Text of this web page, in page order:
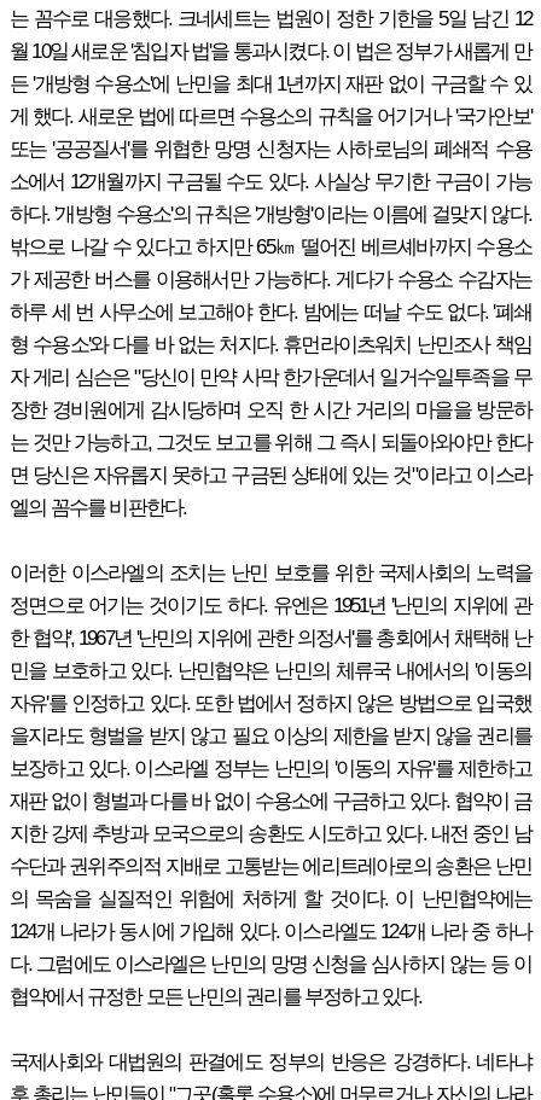
는 꼼수로 대응했다. 크네세트는 법원이 정한 기한을 5일 남긴 12
월 10일 새로운 '침입자 법'을 통과시켰다. 이 법은 정부가 새롭게 만
든 '개방형 수용소'에 난민을 최대 1년까지 재판 없이 구금할 수 있
게 했다. 새로운 법에 따르면 수용소의 규칙을 어기거나 '국가안보'
또는 '공공질서'를 위협한 망명 신청자는 사하로님의 폐쇄적 수용
소에서 12개월까지 구금될 수도 있다. 사실상 무기한 구금이 가능
하다. '개방형 수용소'의 규칙은 '개방형'이라는 이름에 걸맞지 않다.
밖으로 나갈 수 있다고 하지만 65㎞ 떨어진 베르셰바까지 수용소
가 제공한 버스를 이용해서만 가능하다. 게다가 수용소 수감자는
하루 세 번 사무소에 보고해야 한다. 밤에는 떠날 수도 없다. '폐쇄
형 수용소'와 다를 바 없는 처지다. 휴먼라이츠워치 난민조사 책임
자 게리 심슨은 "당신이 만약 사막 한가운데서 일거수일투족을 무
장한 경비원에게 감시당하며 오직 한 시간 거리의 마을을 방문하
는 것만 가능하고, 그것도 보고를 위해 그 즉시 되돌아와야만 한다
면 당신은 자유롭지 못하고 구금된 상태에 있는 것"이라고 이스라
엘의 꼼수를 비판한다.
이러한 이스라엘의 조치는 난민 보호를 위한 국제사회의 노력을
정면으로 어기는 것이기도 하다. 유엔은 1951년 '난민의 지위에 관
한 협약', 1967년 '난민의 지위에 관한 의정서'를 총회에서 채택해 난
민을 보호하고 있다. 난민협약은 난민의 체류국 내에서의 '이동의
자유'를 인정하고 있다. 또한 법에서 정하지 않은 방법으로 입국했
을지라도 형벌을 받지 않고 필요 이상의 제한을 받지 않을 권리를
보장하고 있다. 이스라엘 정부는 난민의 '이동의 자유'를 제한하고
재판 없이 형벌과 다를 바 없이 수용소에 구금하고 있다. 협약이 금
지한 강제 추방과 모국으로의 송환도 시도하고 있다. 내전 중인 남
수단과 권위주의적 지배로 고통받는 에리트레아로의 송환은 난민
의 목숨을 실질적인 위험에 처하게 할 것이다. 이 난민협약에는
124개 나라가 동시에 가입해 있다. 이스라엘도 124개 나라 중 하나
다. 그럼에도 이스라엘은 난민의 망명 신청을 심사하지 않는 등 이
협약에서 규정한 모든 난민의 권리를 부정하고 있다.
국제사회와 대법원의 판결에도 정부의 반응은 강경하다. 네타냐
후 총리는 난민들이 "그곳(홀롯 수용소)에 머무르거나 자신의 나라